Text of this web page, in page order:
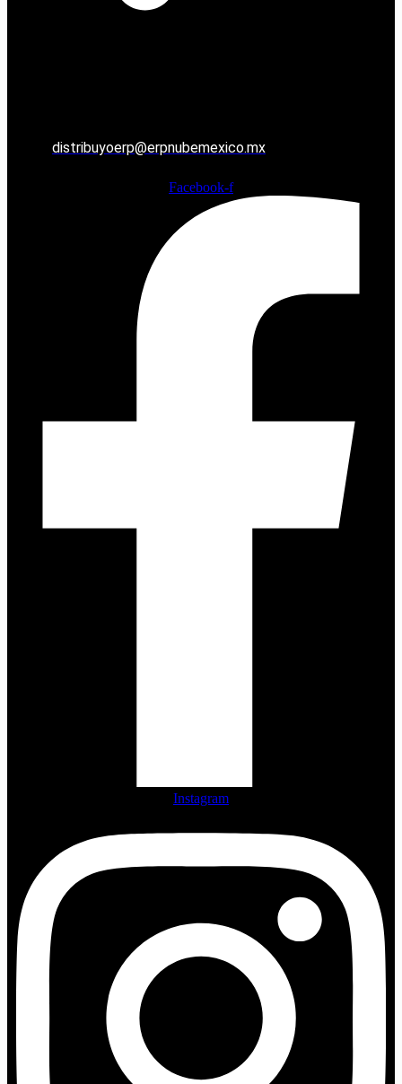
distribuyoerp@erpnubemexico.mx
Facebook-f
Instagram